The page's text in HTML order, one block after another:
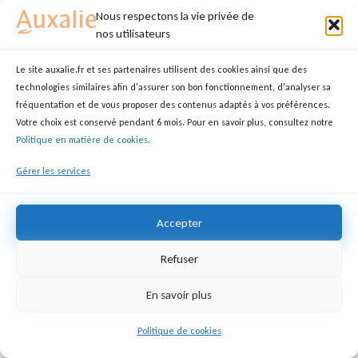
Nous respectons la vie privée de
nos utilisateurs
Le site auxalie.fr et ses partenaires utilisent des cookies ainsi que des
technologies similaires afin d'assurer son bon fonctionnement, d'analyser sa
fréquentation et de vous proposer des contenus adaptés à vos préférences.
Votre choix est conservé pendant 6 mois. Pour en savoir plus, consultez notre
Politique en matière de cookies.
Gérer les services
Accepter
Refuser
En savoir plus
Politique de cookies